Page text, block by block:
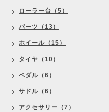
ローラー台（5）
パーツ（13）
ホイール（15）
タイヤ（10）
ペダル（6）
サドル（6）
アクセサリー（7）